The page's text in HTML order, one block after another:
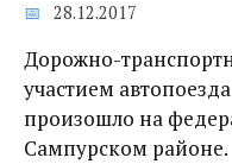
28.12.2017
Дорожно-
участием
произошло на
Сампурском районе.